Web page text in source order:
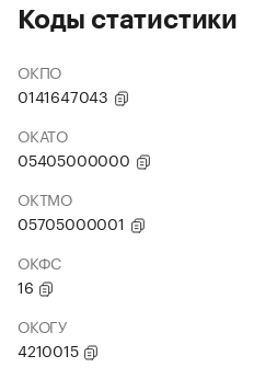
Коды статистики
ОКПО
0141647043
ОКАТО
05405000000
ОКТМО
05705000001
ОКФС
16
ОКОГУ
4210015